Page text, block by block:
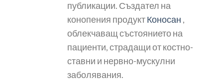
публикации. Създател на
конопения продуктКоносан ,
облекчаващ състоянието на
пациенти, страдащи от костно-
ставни и нервно-мускулни
заболявания.